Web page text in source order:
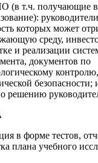
т.ч. получающие
которых может
среду,
и реализации
документов по
безопасности;
решению
в форме тестов,
плана учебного